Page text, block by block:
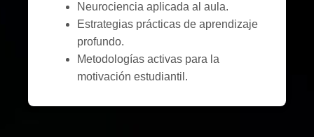
Neurociencia aplicada al aula.
Estrategias prácticas de aprendizaje
profundo.
Metodologías activas para la
motivación estudiantil.